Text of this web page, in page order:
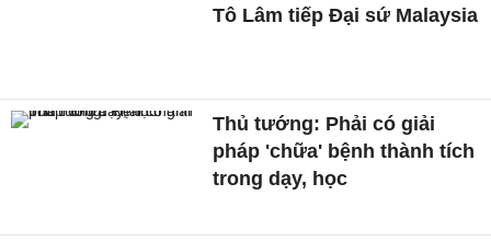
Tô Lâm tiếp Đại sứ Malaysia
Thủ tướng: Phải có giải
pháp 'chữa' bệnh thành tích
trong dạy, học